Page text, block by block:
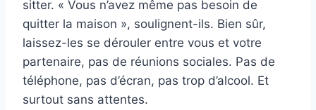
sitter. « Vous n’avez même pas besoin de
quitter la maison », soulignent-ils. Bien sûr,
laissez-les se dérouler entre vous et votre
partenaire, pas de réunions sociales. Pas de
téléphone, pas d’écran, pas trop d’alcool. Et
surtout sans attentes.